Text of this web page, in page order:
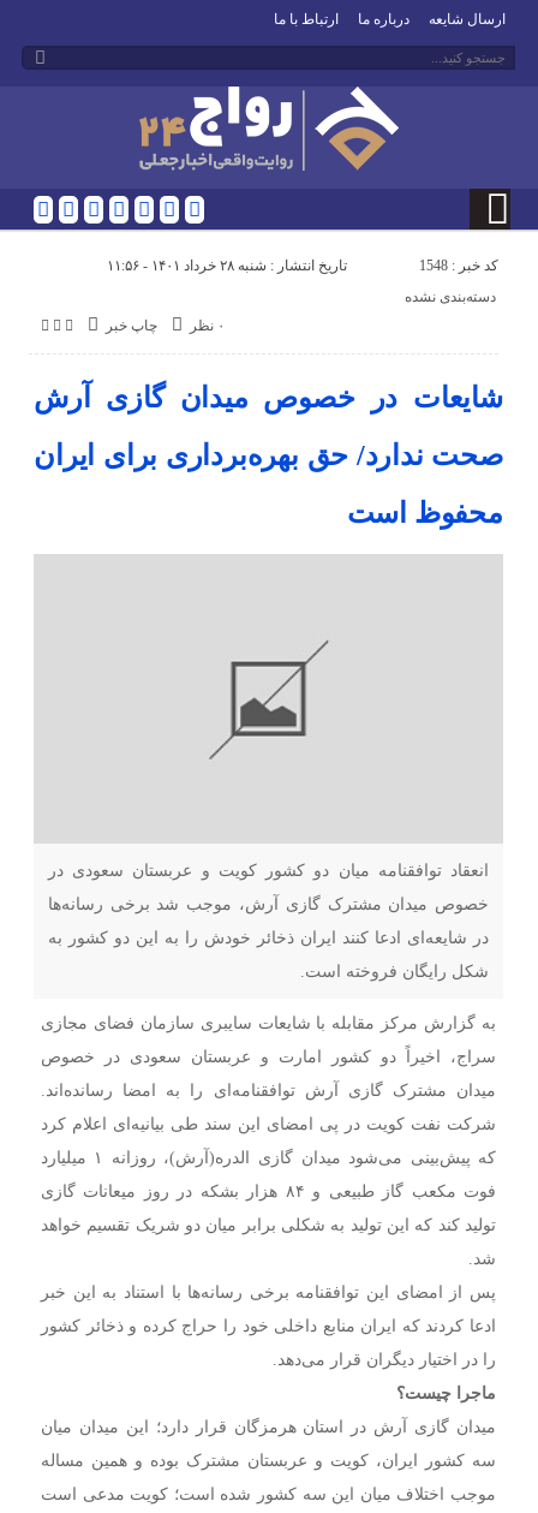
ارسال شایعه درباره ما ارتباط با ما
کد خبر : 1548 تاریخ انتشار : شنبه ۲۸ خرداد ۱۴۰۱ - ۱۱:۵۶
چاپ خبر ۰ نظر
دسته‌بندی نشده
شایعات در خصوص میدان گازی آرش
صحت ندارد/ حق بهره‌برداری برای ایران
محفوظ است
انعقاد توافقنامه میان دو کشور کویت و عربستان سعودی در
خصوص میدان مشترک گازی آرش، موجب شد برخی رسانه‌ها
در شایعه‌ای ادعا کنند ایران ذخائر خودش را به این دو کشور به
شکل رایگان فروخته است.
به گزارش مرکز مقابله با شایعات سایبری سازمان فضای مجازی
سراج، اخیراً دو کشور امارت و عربستان سعودی در خصوص
میدان مشترک گازی آرش توافقنامه‌ای را به امضا رسانده‌اند.
شرکت نفت کویت در پی امضای این سند طی بیانیه‌ای اعلام کرد
که پیش‌بینی می‌شود میدان گازی الدره(آرش)، روزانه ۱ میلیارد
فوت مکعب گاز طبیعی و ۸۴ هزار بشکه در روز میعانات گازی
تولید کند که این تولید به شکلی برابر میان دو شریک تقسیم خواهد
شد.
پس از امضای این توافقنامه برخی رسانه‌ها با استناد به این خبر
ادعا کردند که ایران منابع داخلی خود را حراج کرده و ذخائر کشور
را در اختیار دیگران قرار می‌دهد.
ماجرا چیست؟
میدان گازی آرش در استان هرمزگان قرار دارد؛ این میدان میان
سه کشور ایران، کویت و عربستان مشترک بوده و همین مساله
موجب اختلاف میان این سه کشور شده است؛ کویت مدعی است